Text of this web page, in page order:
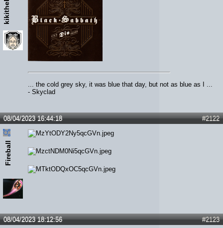
... the cold grey sky, it was blue that day, but not as blue as I ...
- Skyclad
#2122
08/04/2023 16:44:18
Fireball
#2123
08/04/2023 18:12:56